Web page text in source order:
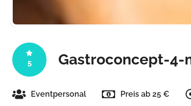
5 Gastroconcept-4-
Eventpersonal Preis ab 25 €